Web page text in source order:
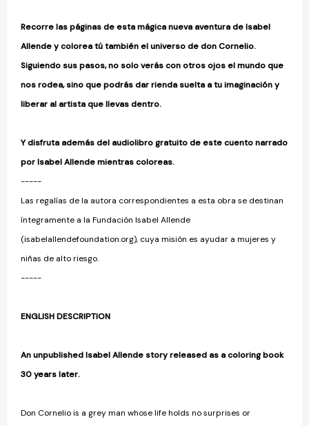
Recorre las páginas de esta mágica nueva aventura de Isabel
Allende y colorea tú también el universo de don Cornelio.
Siguiendo sus pasos, no solo verás con otros ojos el mundo que
nos rodea, sino que podrás dar rienda suelta a tu imaginación y
liberar al artista que llevas dentro.
Y disfruta además del audiolibro gratuito de este cuento narrado
por Isabel Allende mientras coloreas.
-----
Las regalías de la autora correspondientes a esta obra se destinan
íntegramente a la Fundación Isabel Allende
(isabelallendefoundation.org), cuya misión es ayudar a mujeres y
niñas de alto riesgo.
-----
ENGLISH DESCRIPTION
An unpublished Isabel Allende story released as a coloring book
30 years later.
Don Cornelio is a grey man whose life holds no surprises or